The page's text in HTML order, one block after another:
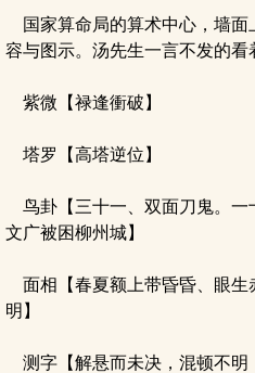
国家算命局的算术中心，墙面
容与图示。汤先生一言不发的看
紫微【禄逢衝破】
塔罗【高塔逆位】
鸟卦【三十一、双面刀鬼。一
文广被困柳州城】
面相【春夏额上带昏昏、眼生
明】
测字【解悬而未决，混顿不明